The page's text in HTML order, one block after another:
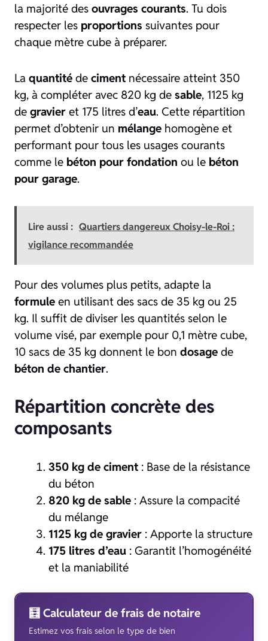
la majorité des ouvrages courants. Tu dois
respecter les proportions suivantes pour
chaque mètre cube à préparer.
La quantité de ciment nécessaire atteint 350
kg, à compléter avec 820 kg de sable, 1125 kg
de gravier et 175 litres d’eau. Cette répartition
permet d’obtenir un mélange homogène et
performant pour tous les usages courants
comme le béton pour fondation ou le béton
pour garage.
Lire aussi : Quartiers dangereux Choisy-le-Roi :
vigilance recommandée
Pour des volumes plus petits, adapte la
formule en utilisant des sacs de 35 kg ou 25
kg. Il suffit de diviser les quantités selon le
volume visé, par exemple pour 0,1 mètre cube,
10 sacs de 35 kg donnent le bon dosage de
béton de chantier.
Répartition concrète des
composants
350 kg de ciment : Base de la résistance
du béton
820 kg de sable : Assure la compacité
du mélange
1125 kg de gravier : Apporte la structure
175 litres d’eau : Garantit l’homogénéité
et la maniabilité
🧮 Calculateur de frais de notaire
Estimez vos frais selon le type de bien